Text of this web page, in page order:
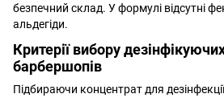
безпечний склад. У формулі відсутні
альдегіди.
Критерії вибору
барбершопів
Підбираючи концентрат для